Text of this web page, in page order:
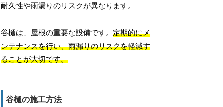
耐久性や雨漏りのリスクが異なります。
谷樋は、屋根の重要な設備です。定期的にメ
ンテナンスを行い、雨漏りのリスクを軽減す
ることが大切です。
谷樋の施工方法